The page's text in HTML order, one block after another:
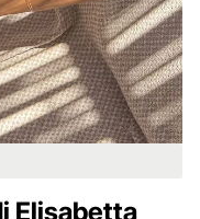
Elisabetta